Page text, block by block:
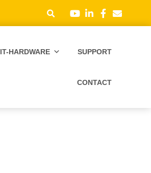
IT-HARDWARE SUPPORT
CONTACT